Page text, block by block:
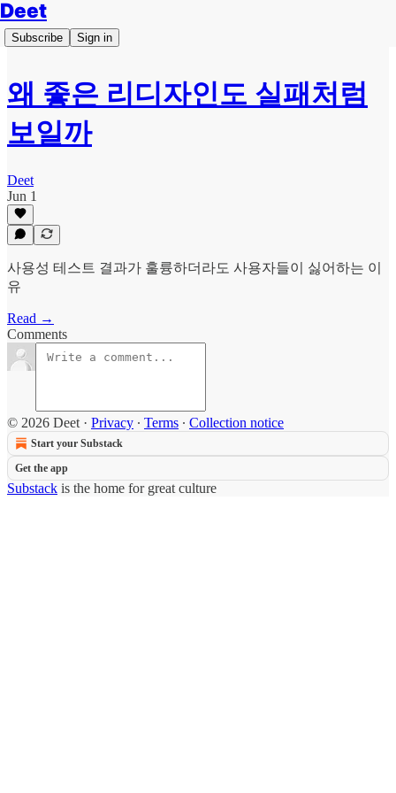
Deet
Subscribe Sign in
왜 좋은 리디자인도 실패처럼
보일까
Deet
Jun 1
사용성 테스트 결과가 훌륭하더라도 사용자들이 싫어하는 이
유
Read →
Comments
© 2026 Deet · Privacy ∙ Terms ∙ Collection notice
Start your Substack
Get the app
Substack is the home for great culture